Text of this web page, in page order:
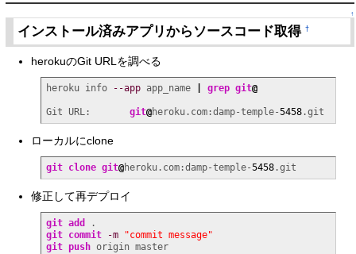
↑
インストール済みアプリからソースコード取得†
herokuのGit URLを調べる
heroku info --app app_name grep git@
Git URL: git@heroku.com:damp-temple-5458.git
ローカルにclone
git clone git@heroku.com:damp-temple-5458.git
修正して再デプロイ
git add
git commit
-m
"commit message"
git push origin master